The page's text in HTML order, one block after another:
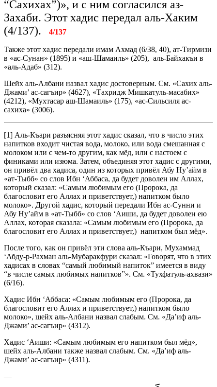
“Сахихах”)», и с ним согласился аз-
Захаби. Этот хадис передал аль-Хаким
(4/137).
4/137
Также этот хадис передали имам Ахмад (6/38, 40), ат-Тирмизи
в «ас-Сунан» (1895) и «аш-Шамаиль» (205), аль-Байхакъи в
«аль-Адаб» (312).
Шейх аль-Албани назвал хадис достоверным. См. «Сахих аль-
Джами’ ас-сагъир» (4627), «Тахридж Мишкатуль-масабих»
(4212), «Мухтасар аш-Шамаиль» (175), «ас-Сильсиля ас-
сахиха» (3006).
[1] Аль-Къари разъясняя этот хадис сказал, что в число этих
напитков входит чистая вода, молоко, или вода смешанная с
молоком или с чем-то другим, как мёд, или с настоем с
финиками или изюма. Затем, объединяя этот хадис с другими,
он привёл два хадиса, один из которых привёл Абу Ну’айм в
«ат-Тыбб» со слов Ибн ‘Аббаса, да будет доволен им Аллах,
который сказал: «Самым любимым его (Пророка, да
благословит его Аллах и приветствует,) напитком было
молоко». Другой хадис, который передали Ибн ас-Сунни и
Абу Ну’айм в «ат-Тыбб» со слов ‘Аиши, да будет доволен ею
Аллах, которая сказала: «Самым любимым его (Пророка, да
благословит его Аллах и приветствует,) напитком был мёд».
После того, как он привёл эти слова аль-Къари, Мухаммад
‘Абду-р-Рахман аль-Мубаракфури сказал: «Говорят, что в этих
хадисах в словах “самый любимый напиток” имеется в виду
“в числе самых любимых напитков”». См. «Тухфатуль-ахвази»
(6/16).
Хадис Ибн ‘Аббаса: «Самым любимым его (Пророка, да
благословит его Аллах и приветствует,) напитком было
молоко», шейх аль-Албани назвал слабым. См. «Да’иф аль-
Джами’ ас-сагъир» (4312).
Хадис ‘Аиши: «Самым любимым его напитком был мёд»,
шейх аль-Албани также назвал слабым. См. «Да’иф аль-
Джами’ ас-сагъир» (4311).
—